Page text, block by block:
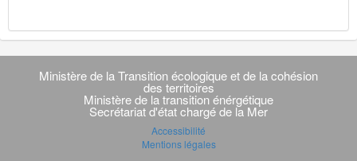
Navigation
transverse
Ministère de la Transition écologique et de la cohésion
des territoires
Ministère de la transition énérgétique
Secrétariat d'état chargé de la Mer
Accessibilité
Mentions légales